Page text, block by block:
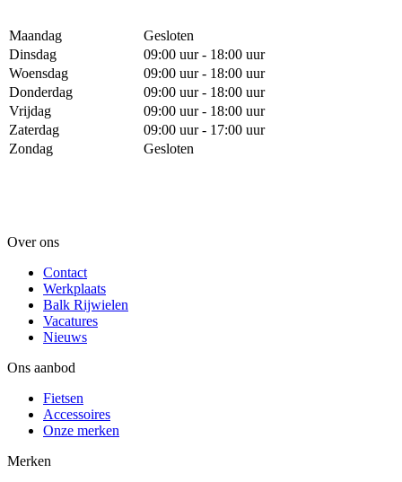
Maandag
Gesloten
Dinsdag
09:00 uur - 18:00 uur
Woensdag
09:00 uur - 18:00 uur
Donderdag
09:00 uur - 18:00 uur
Vrijdag
09:00 uur - 18:00 uur
Zaterdag
09:00 uur - 17:00 uur
Zondag
Gesloten
Over ons
Contact
Werkplaats
Balk Rijwielen
Vacatures
Nieuws
Ons aanbod
Fietsen
Accessoires
Onze merken
Merken